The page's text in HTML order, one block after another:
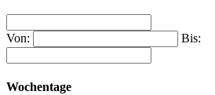
Von: Bis:
Wochentage